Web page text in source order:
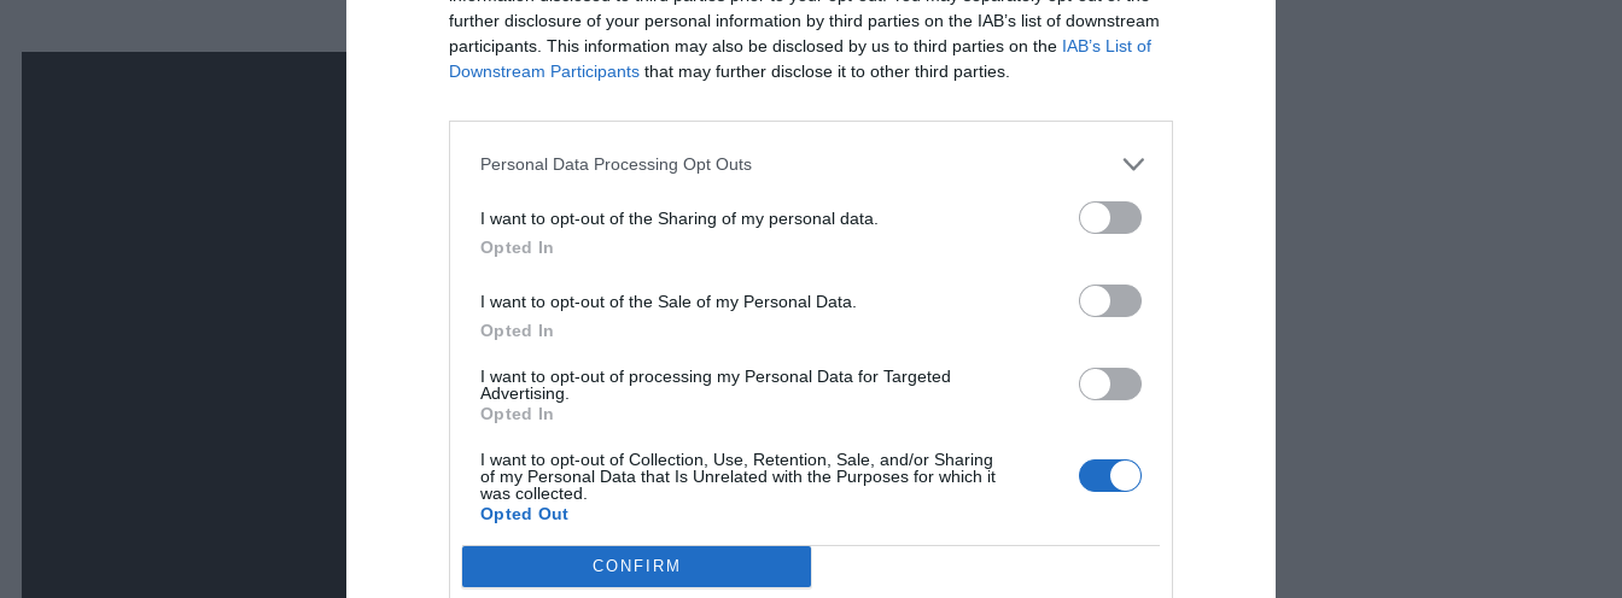
further disclosure of your personal information by third parties on the IAB’s list of downstream
participants. This information may also be disclosed by us to third parties on the IAB’s List of
Downstream Participants that may further disclose it to other third parties.
Personal Data Processing Opt Outs
I want to opt-out of the Sharing of my personal data.
Opted In
I want to opt-out of the Sale of my Personal Data.
Opted In
I want to opt-out of processing my Personal Data for Targeted
Advertising.
Opted In
I want to opt-out of Collection, Use, Retention, Sale, and/or Sharing
of my Personal Data that Is Unrelated with the Purposes for which it
was collected.
Opted Out
CONFIRM